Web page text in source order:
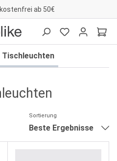
ab 50€
Sortierung
Beste Ergebnisse